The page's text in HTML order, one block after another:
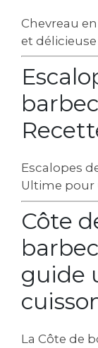
Chevreau
et délicieuse
Escalopes
Ultime pour
Côte
guide
La Côte de